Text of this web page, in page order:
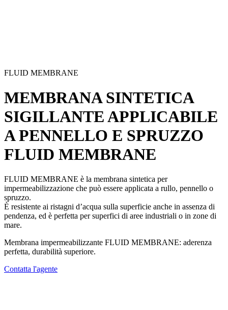
FLUID MEMBRANE
MEMBRANA SINTETICA
SIGILLANTE APPLICABILE
A PENNELLO E SPRUZZO
FLUID MEMBRANE
FLUID MEMBRANE è la membrana sintetica per
impermeabilizzazione che può essere applicata a rullo, pennello o
spruzzo.
È resistente ai ristagni d’acqua sulla superficie anche in assenza di
pendenza, ed è perfetta per superfici di aree industriali o in zone di
mare.
Membrana impermeabilizzante FLUID MEMBRANE: aderenza
perfetta, durabilità superiore.
Contatta l'agente